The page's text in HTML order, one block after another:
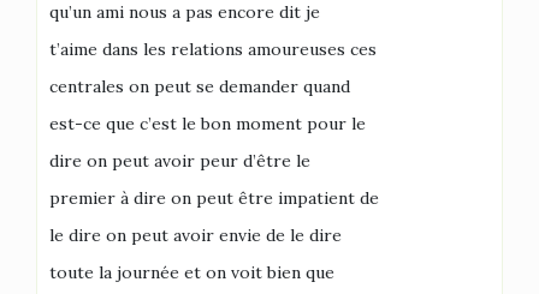
qu’un ami nous a pas encore dit je
t’aime dans les relations amoureuses ces
centrales on peut se demander quand
est-ce que c’est le bon moment pour le
dire on peut avoir peur d’être le
premier à dire on peut être impatient de
le dire on peut avoir envie de le dire
toute la journée et on voit bien que